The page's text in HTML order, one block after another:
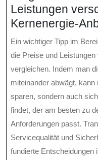
Leistungen
Kernenergie-
Ein wichtiger Tipp im
die Preise und
vergleichen. Indem man
miteinander abwägt,
sparen, sondern auch
findet, der am besten zu
Anforderungen passt.
Servicequalität und
fundierte Entscheidungen